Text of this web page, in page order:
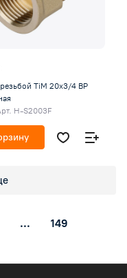
TiM 20х3/4 ВР
H-S2003F
... 149